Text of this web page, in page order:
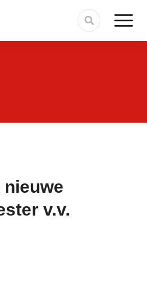
v.v.